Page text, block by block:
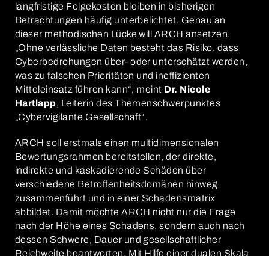
langfristige Folgekosten bleiben in bisherigen
Betrachtungen häufig unterbelichtet. Genau an
dieser methodischen Lücke will ARCH ansetzen.
„Ohne verlässliche Daten besteht das Risiko, dass
Cyberbedrohungen über- oder unterschätzt werden,
was zu falschen Prioritäten und ineffizienten
Mitteleinsatz führen kann“, meint Dr. Nicole
Hartlapp, Leiterin des Themenschwerpunktes
„Cybervigilante Gesellschaft“.
ARCH soll erstmals einen multidimensionalen
Bewertungsrahmen bereitstellen, der direkte,
indirekte und kaskadierende Schäden über
verschiedene Betroffenheitsdomänen hinweg
zusammenführt und in einer Schadensmatrix
abbildet. Damit möchte ARCH nicht nur die Frage
nach der Höhe eines Schadens, sondern auch nach
dessen Schwere, Dauer und gesellschaftlicher
Reichweite beantworten. Mit Hilfe einer dualen Skala